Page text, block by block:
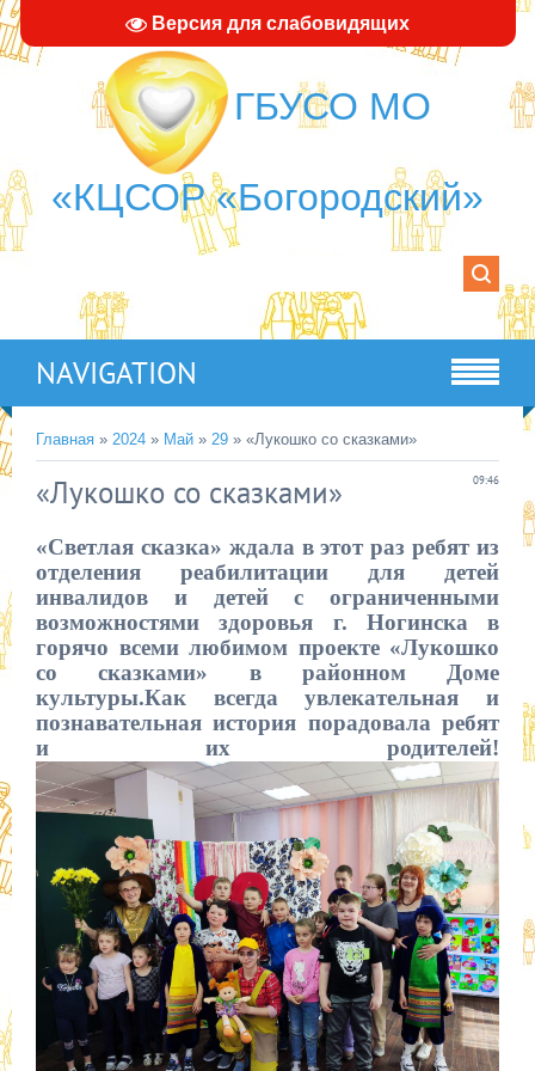
Версия для слабовидящих
ГБУСО МО
«КЦСОР «Богородский»
NAVIGATION
Главная » 2024 » Май » 29 » «Лукошко со сказками»
09:46
«Лукошко со сказками»
«Светлая сказка» ждала в этот раз ребят из
отделения реабилитации для детей
инвалидов и детей с ограниченными
возможностями здоровья г. Ногинска в
горячо всеми любимом проекте «Лукошко
со сказками» в районном Доме
культуры.Как всегда увлекательная и
познавательная история порадовала ребят
и их родителей!